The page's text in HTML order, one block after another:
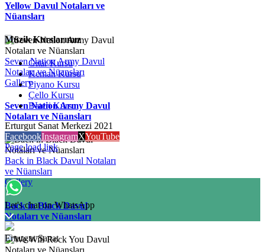
Yellow Davul Notaları ve
Nüansları
Seven Nation Army Davul
Notaları ve Nüansları
Gallery
Seven Nation Army Davul
Notaları ve Nüansları
Back in Black Davul Notaları
ve Nüansları
Gallery
Back in Black Davul
Notaları ve Nüansları
Müzik Kurslarımız
Gitar Kursu
Keman Kursu
Piyano Kursu
Çello Kursu
Bateri Kursu
Erturgut Sanat Merkezi 2021
FacebookInstagramXYouTube
Page load link
Let's chat on WhatsApp
Erturgut Sanat